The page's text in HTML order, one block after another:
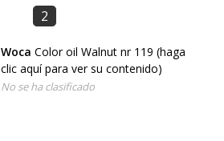
2
Woca Color oil Walnut nr 119 (haga
clic aquí para ver su contenido)
No se ha clasificado